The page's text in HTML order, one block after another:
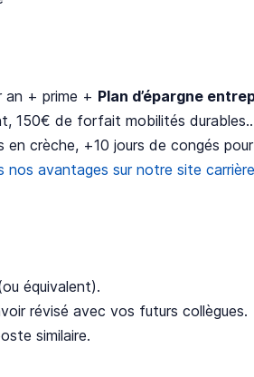
an + prime + Plan d’épargne
150€ de forfait mobilités
crèche, +10 jours de congés
nos avantages sur notre site
équivalent).
révisé avec vos futurs collègues.
similaire.